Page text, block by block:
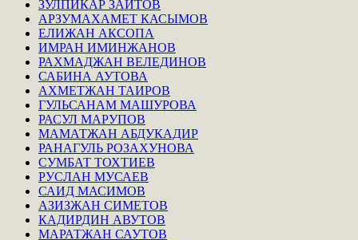
ЗУЛПИКАР ЗАИТОВ
АРЗУМАХАМЕТ КАСЫМОВ
ЕЛИЖАН АКСОПА
ИМРАН ИМИНЖАНОВ
РАХМАДЖАН ВЕЛЕДИНОВ
САБИНА АУТОВА
АХМЕТЖАН ТАИРОВ
ГУЛЬСАНАМ МАШУРОВА
РАСУЛ МАРУПОВ
МАМАТЖАН АБДУКАДИР
РАНАГУЛЬ РОЗАХУНОВА
СУМБАТ ТОХТИЕВ
РУСЛАН МУСАЕВ
САИД МАСИМОВ
АЗИЗЖАН СИМЕТОВ
КАДИРДИН АВУТОВ
МАРАТЖАН САУТОВ